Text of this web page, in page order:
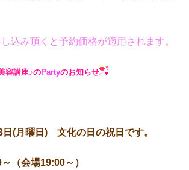
込み頂くと予約価格が適用されます。
容講座♪のPartyのお知らせ
(月曜日) 文化の日の祝日です。
会場19:00～）